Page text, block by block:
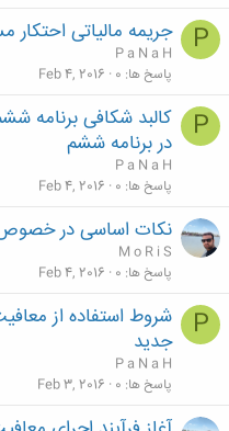
P جریمه مالیاتی
P a N a H
پاسخ ها 0
Feb 4, 2016
P
کالبد شکافی برنامه
در برنامه ششم
P a N a H
پاسخ ها 0
Feb 4, 2016
نکات اساسی در خصوص
M o R i S
پاسخ ها 0
Feb 4, 2016
P
شروط استفاده از
جدید
P a N a H
پاسخ ها 0
Feb 3, 2016